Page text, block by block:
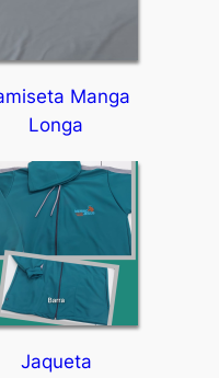
Manga
Longa
Jaqueta